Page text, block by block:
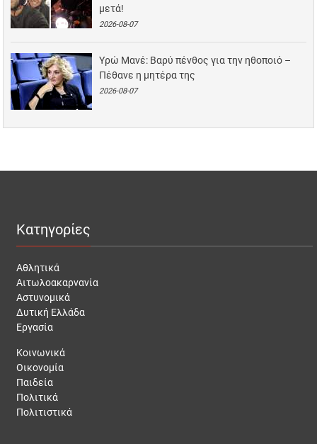
μετά!
2026-08-07
Υρώ Μανέ: Βαρύ πένθος για την ηθοποιό –
Πέθανε η μητέρα της
2026-08-07
Κατηγορίες
Αθλητικά
Αιτωλοακαρνανία
Αστυνομικά
Δυτική Ελλάδα
Εργασία
Κοινωνικά
Οικονομία
Παιδεία
Πολιτικά
Πολιτιστικά